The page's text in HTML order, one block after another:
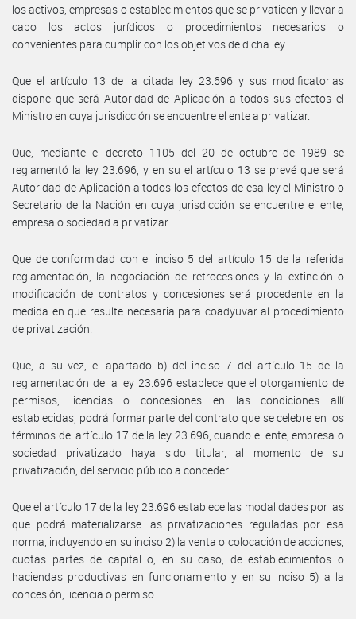
los activos, empresas o establecimientos que se privaticen y llevar a
cabo los actos jurídicos o procedimientos necesarios o
convenientes para cumplir con los objetivos de dicha ley.
Que el artículo 13 de la citada ley 23.696 y sus modificatorias
dispone que será Autoridad de Aplicación a todos sus efectos el
Ministro en cuya jurisdicción se encuentre el ente a privatizar.
Que, mediante el decreto 1105 del 20 de octubre de 1989 se
reglamentó la ley 23.696, y en su el artículo 13 se prevé que será
Autoridad de Aplicación a todos los efectos de esa ley el Ministro o
Secretario de la Nación en cuya jurisdicción se encuentre el ente,
empresa o sociedad a privatizar.
Que de conformidad con el inciso 5 del artículo 15 de la referida
reglamentación, la negociación de retrocesiones y la extinción o
modificación de contratos y concesiones será procedente en la
medida en que resulte necesaria para coadyuvar al procedimiento
de privatización.
Que, a su vez, el apartado b) del inciso 7 del artículo 15 de la
reglamentación de la ley 23.696 establece que el otorgamiento de
permisos, licencias o concesiones en las condiciones allí
establecidas, podrá formar parte del contrato que se celebre en los
términos del artículo 17 de la ley 23.696, cuando el ente, empresa o
sociedad privatizado haya sido titular, al momento de su
privatización, del servicio público a conceder.
Que el artículo 17 de la ley 23.696 establece las modalidades por las
que podrá materializarse las privatizaciones reguladas por esa
norma, incluyendo en su inciso 2) la venta o colocación de acciones,
cuotas partes de capital o, en su caso, de establecimientos o
haciendas productivas en funcionamiento y en su inciso 5) a la
concesión, licencia o permiso.